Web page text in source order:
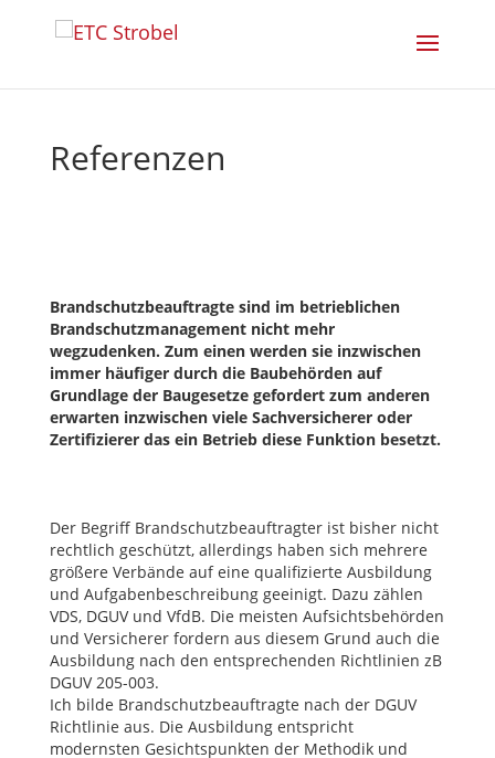
Referenzen
Brandschutzbeauftragte sind im betrieblichen
Brandschutzmanagement nicht mehr
wegzudenken. Zum einen werden sie inzwischen
immer häufiger durch die Baubehörden auf
Grundlage der Baugesetze gefordert zum anderen
erwarten inzwischen viele Sachversicherer oder
Zertifizierer das ein Betrieb diese Funktion besetzt.
Der Begriff Brandschutzbeauftragter ist bisher nicht
rechtlich geschützt, allerdings haben sich mehrere
größere Verbände auf eine qualifizierte Ausbildung
und Aufgabenbeschreibung geeinigt. Dazu zählen
VDS, DGUV und VfdB. Die meisten Aufsichtsbehörden
und Versicherer fordern aus diesem Grund auch die
Ausbildung nach den entsprechenden Richtlinien zB
DGUV 205-003.
Ich bilde Brandschutzbeauftragte nach der DGUV
Richtlinie aus. Die Ausbildung entspricht
modernsten Gesichtspunkten der Methodik und